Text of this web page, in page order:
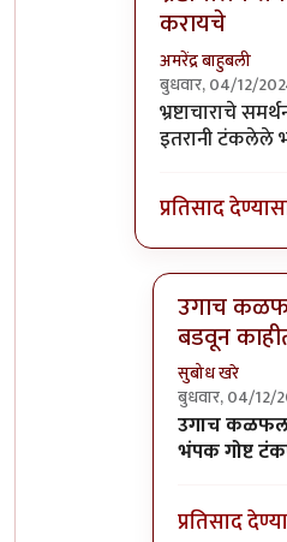
करायचे
अमरेंद्र बाहुबली
बुधवार, 04/12/
In reply to
भ्रष्टाचाराचे
इतरानी टंकलेले
प्रतिसाद
उगाच
बडवून
सुबोध खरे
बुधवार, 04/12/
In reply to
उगाच
भंपक गोष्ट
प्रतिसाद